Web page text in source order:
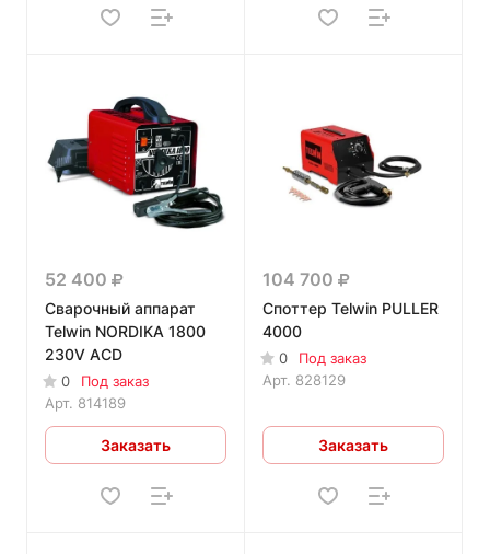
52 400
Сварочный аппарат
Telwin NORDIKA 1800
230V ACD
0
Под заказ
Арт. 814189
Заказать
104 700
Споттер Telwin PULLER
4000
0
Под заказ
Арт. 828129
Заказать